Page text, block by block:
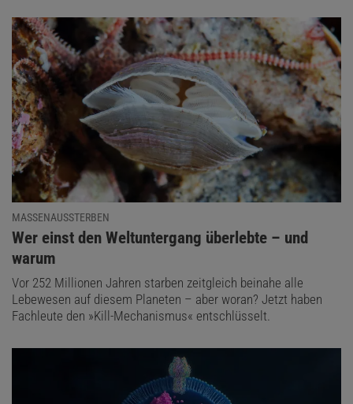
MASSENAUSSTERBEN
:
Wer einst den Weltuntergang überlebte – und
warum
Vor 252 Millionen Jahren starben zeitgleich beinahe alle
Lebewesen auf diesem Planeten – aber woran? Jetzt haben
Fachleute den »Kill-Mechanismus« entschlüsselt.